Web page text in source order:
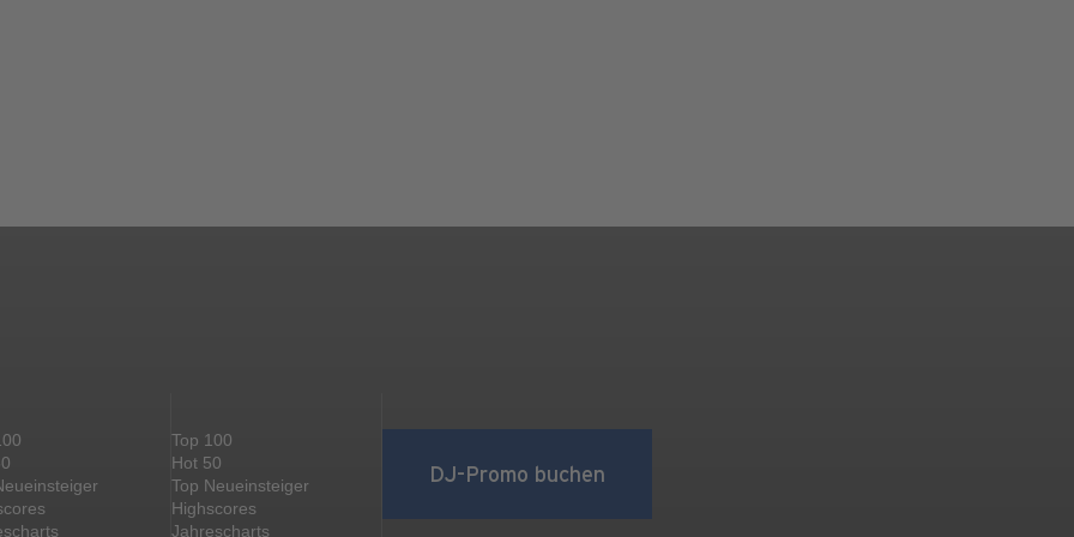
Top 100
Hot 50
Top Neueinsteiger
Highscores
Jahrescharts
DJ-Promo buchen